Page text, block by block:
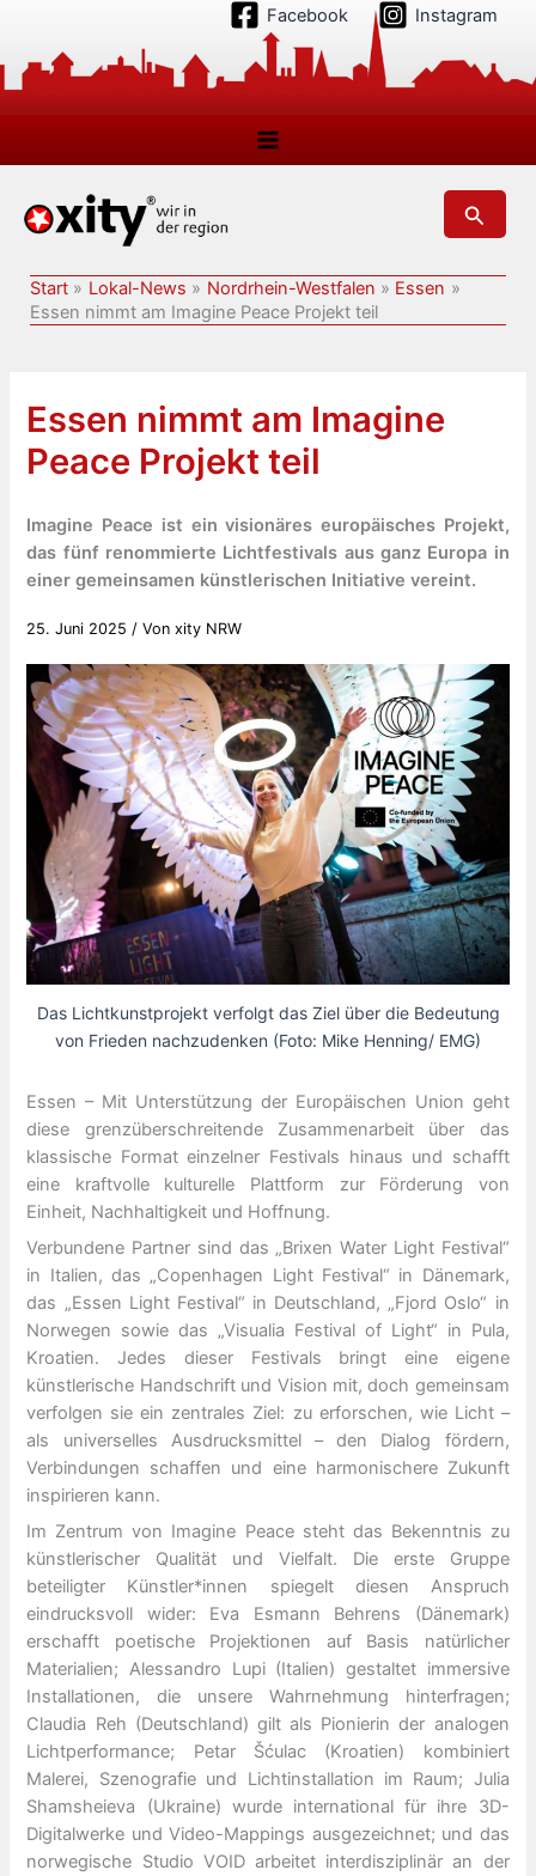
springen
Facebook Instagram
Suchen
Start Lokal-News Nordrhein-Westfalen
Essen
Essen nimmt am Imagine Peace Projekt teil
Essen nimmt am Imagine
Peace Projekt teil
Imagine Peace ist ein visionäres europäisches Projekt,
das fünf renommierte Lichtfestivals aus ganz Europa in
einer gemeinsamen künstlerischen Initiative vereint.
25. Juni 2025 / Vonxity NRW
Das Lichtkunstprojekt verfolgt das Ziel über die Bedeutung
von Frieden nachzudenken (Foto: Mike Henning/ EMG)
Essen – Mit Unterstützung der Europäischen Union geht
diese grenzüberschreitende Zusammenarbeit über das
klassische Format einzelner Festivals hinaus und schafft
eine kraftvolle kulturelle Plattform zur Förderung von
Einheit, Nachhaltigkeit und Hoffnung.
Verbundene Partner sind das „Brixen Water Light Festival“
in Italien, das „Copenhagen Light Festival“ in Dänemark,
das „Essen Light Festival“ in Deutschland, „Fjord Oslo“ in
Norwegen sowie das „Visualia Festival of Light“ in Pula,
Kroatien. Jedes dieser Festivals bringt eine eigene
künstlerische Handschrift und Vision mit, doch gemeinsam
verfolgen sie ein zentrales Ziel: zu erforschen, wie Licht –
als universelles Ausdrucksmittel – den Dialog fördern,
Verbindungen schaffen und eine harmonischere Zukunft
inspirieren kann.
Im Zentrum von Imagine Peace steht das Bekenntnis zu
künstlerischer Qualität und Vielfalt. Die erste Gruppe
beteiligter Künstler*innen spiegelt diesen Anspruch
eindrucksvoll wider: Eva Esmann Behrens (Dänemark)
erschafft poetische Projektionen auf Basis natürlicher
Materialien; Alessandro Lupi (Italien) gestaltet immersive
Installationen, die unsere Wahrnehmung hinterfragen;
Claudia Reh (Deutschland) gilt als Pionierin der analogen
Lichtperformance; Petar Šćulac (Kroatien) kombiniert
Malerei, Szenografie und Lichtinstallation im Raum; Julia
Shamsheieva (Ukraine) wurde international für ihre 3D-
Digitalwerke und Video-Mappings ausgezeichnet; und das
norwegische Studio VOID arbeitet interdisziplinär an der